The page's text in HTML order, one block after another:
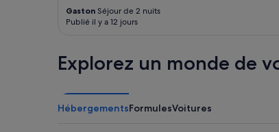
Gaston Séjour de 2 nuits
Publié il y a 12 jours
Explorez un monde de
HébergementsFormulesVoitures